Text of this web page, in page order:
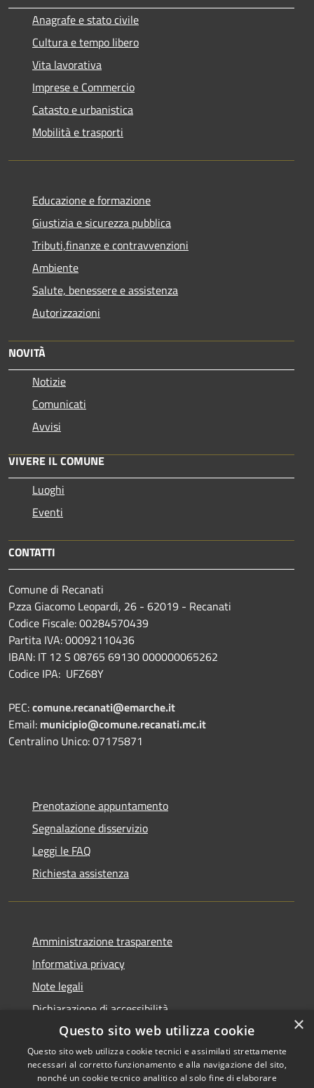
Anagrafe e stato civile
Cultura e tempo libero
Vita lavorativa
Imprese e Commercio
Catasto e urbanistica
Mobilità e trasporti
Educazione e formazione
Giustizia e sicurezza pubblica
Tributi,finanze e contravvenzioni
Ambiente
Salute, benessere e assistenza
Autorizzazioni
NOVITÀ
Notizie
Comunicati
Avvisi
VIVERE IL COMUNE
Luoghi
Eventi
CONTATTI
Comune di Recanati
P.zza Giacomo Leopardi, 26 - 62019 - Recanati
Codice Fiscale: 00284570439
Partita IVA: 00092110436
IBAN: IT 12 S 08765 69130 000000065262
Codice IPA: UFZ68Y
PEC:comune.recanati@emarche.it
Email: municipio@comune.recanati.mc.it
Centralino Unico: 07175871
Prenotazione appuntamento
Segnalazione disservizio
Leggi le FAQ
Richiesta assistenza
Amministrazione trasparente
Informativa privacy
Note legali
Dichiarazione di accessibilità
Copyright © 2026 • Comune di
×
Questo sito web utilizza cookie
Questo sito web utilizza cookie tecnici e assimilati strettamente
necessari al corretto funzionamento e alla navigazione del sito,
nonché un cookie tecnico analitico al solo fine di elaborare